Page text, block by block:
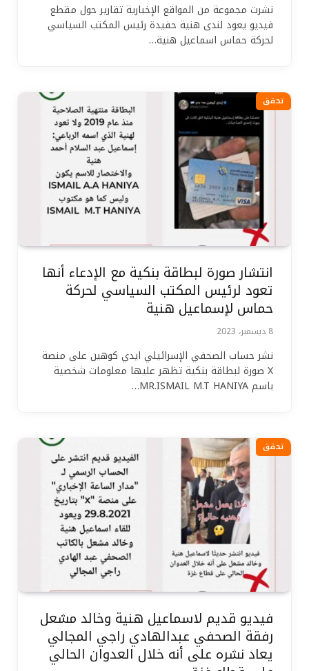
نشرت مجموعة من المواقع الإخبارية تقارير حول مقطع
فيديو يعود لندى هنية حفيدة رئيس المكتب السياسي
لحركة حماس اسماعيل هنية…
تحقق
انتشار صورة لبطاقة بنكية مع الإدعاء أنها
تعود لرئيس المكتب السياسي لحركة
حماس لإسماعيل هنية
8 ديسمبر، 2023
نشر حساب الصحفي الإسرائيلي ايدي كوهين على منصة
X صورة لبطاقة بنكية تظهر عليها معلومات شخصية
باسم MR.ISMAIL M.T HANIYA…
تحقق
فيديو قديم لاسماعيل هنية وخالد مشعل
رفقة الصحفي عبدالهادي راجي المجالي
يعاد نشره على أنه خلال العدوان الحالي